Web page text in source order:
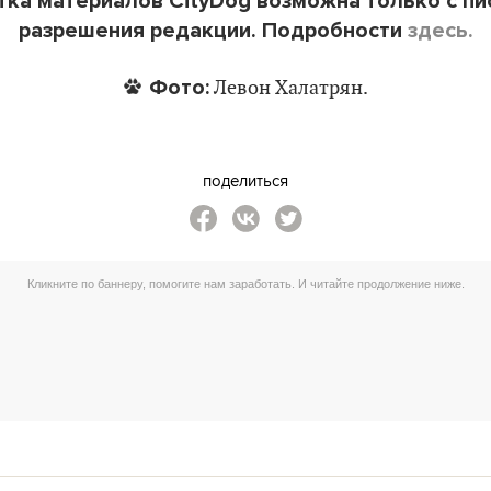
разрешения редакции. Подробности здесь.
Фото:Левон Халатрян.
поделиться